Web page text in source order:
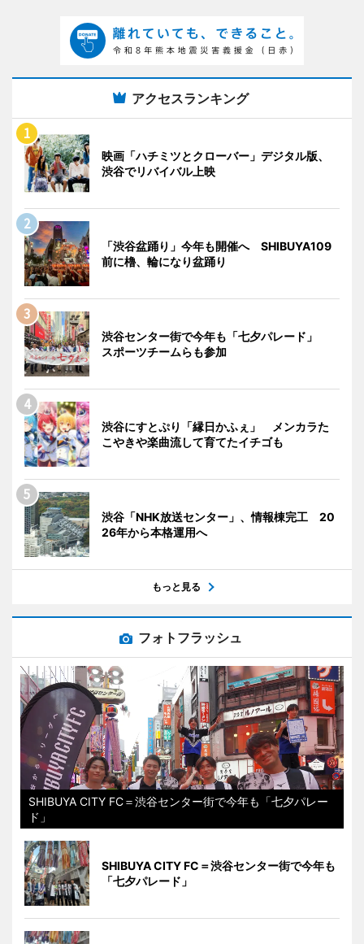
アクセスランキング
映画「ハチミツとクローバー」デジタル版、
渋谷でリバイバル上映
「渋谷盆踊り」今年も開催へ SHIBUYA109
前に櫓、輪になり盆踊り
渋谷センター街で今年も「七夕パレード」
スポーツチームらも参加
渋谷にすとぷり「縁日かふぇ」 メンカラた
こやきや楽曲流して育てたイチゴも
渋谷「NHK放送センター」、情報棟完工 20
26年から本格運用へ
もっと見る
フォトフラッシュ
SHIBUYA CITY FC＝渋谷センター街で今年も「七夕パレー
ド」
SHIBUYA CITY FC＝渋谷センター街で今年も
「七夕パレード」